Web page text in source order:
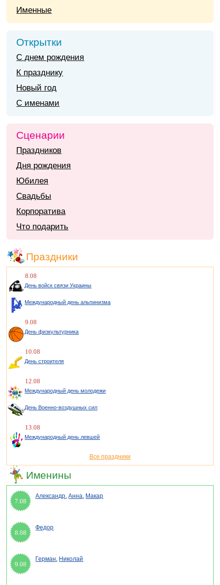
Именные
Открытки
С днем рождения
К празднику
Новый год
С именами
Сценарии
Праздников
Дня рождения
Юбилея
Свадьбы
Корпоратива
Что подарить
Праздники
8.08
День войск связи Украины
Международный день альпинизма
9.08
День физкультурника
10.08
День строителя
12.08
Международный день молодежи
День Военно-воздушных сил
13.08
Международный день левшей
Все праздники
Именины
7.08
Александр,Анна, Макар
8.08
Федор
9.08
Герман, Николай